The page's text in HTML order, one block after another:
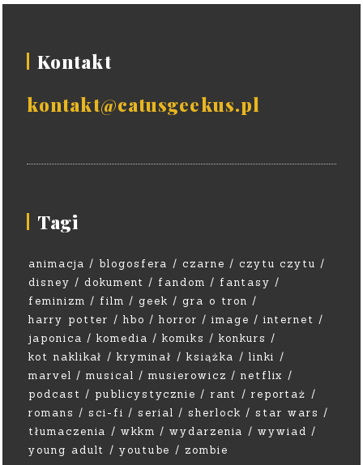
Kontakt
kontakt@catusgeekus.pl
Tagi
animacja blogosfera czarne
czytu czytu
disney
dokument fandom
fantasy
feminizm
film geek
gra o tron
harry potter
hbo horror image
internet
japonica
komedia komiks
konkurs
kot naklikał
kryminał książka
linki
marvel
musical musierowicz
netflix
podcast
publicystycznie rant
reportaż
romans
sci-fi serial sherlock
star wars
tłumaczenia
wkkm wydarzenia
wywiad
young adult
youtube zombie